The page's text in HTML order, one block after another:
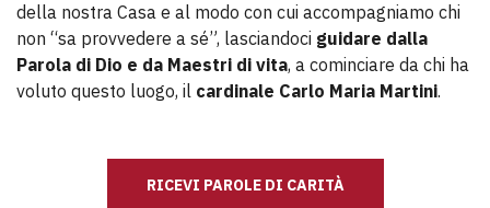
della nostra Casa e al modo con cui accompagniamo chi
non “sa provvedere a sé”, lasciandoci guidare dalla
Parola di Dio e da Maestri di vita, a cominciare da chi ha
voluto questo luogo, il cardinale Carlo Maria Martini.
RICEVI PAROLE DI CARITÀ